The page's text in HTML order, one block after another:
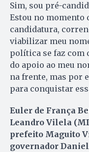
Sim, sou pré-
Estou no
candidatura,
viabilizar meu
política se faz com
do apoio ao meu
na frente, mas por
para conquistar
Euler de França
Leandro Vilela
prefeito Maguito
governador